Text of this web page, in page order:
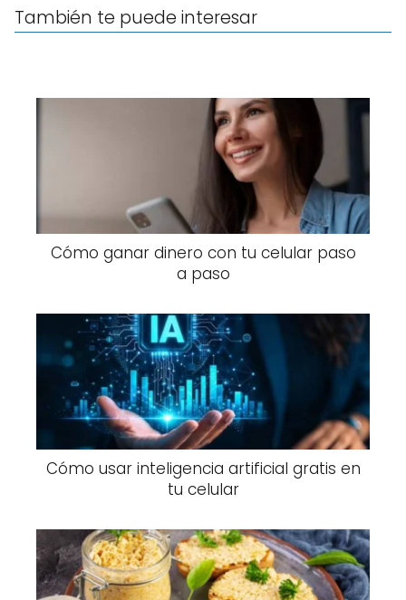
También te puede interesar
Cómo ganar dinero con tu celular paso
a paso
Cómo usar inteligencia artificial gratis en
tu celular